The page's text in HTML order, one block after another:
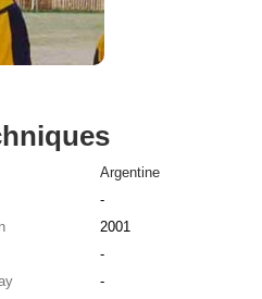
Argentine
-
2001
-
-